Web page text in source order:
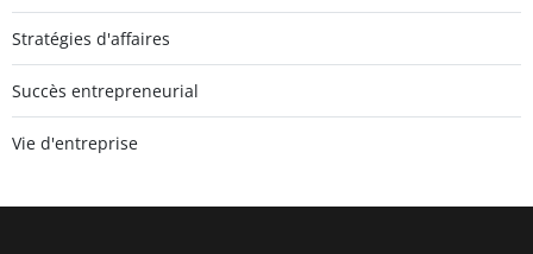
Stratégies d'affaires
Succès entrepreneurial
Vie d'entreprise